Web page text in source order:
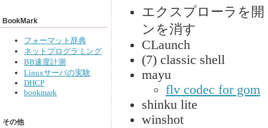
BookMark
フォーマット辞典
ネットプログラミング
BB速度計測
Linuxサーバの実験
DHCP
bookmark
その他
エクスプローラを
ンを消す
CLaunch
(7) classic shell
mayu
flv codec for gom
shinku lite
winshot